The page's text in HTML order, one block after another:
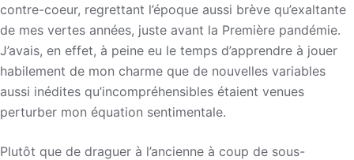
contre-coeur, regrettant l’époque aussi brève qu’exaltante
de mes vertes années, juste avant la Première pandémie.
J’avais, en effet, à peine eu le temps d’apprendre à jouer
habilement de mon charme que de nouvelles variables
aussi inédites qu’incompréhensibles étaient venues
perturber mon équation sentimentale.
Plutôt que de draguer à l’ancienne à coup de sous-